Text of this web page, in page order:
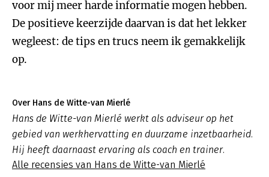
voor mij meer harde informatie mogen hebben.
De positieve keerzijde daarvan is dat het lekker
wegleest: de tips en trucs neem ik gemakkelijk
op.
Over Hans de Witte-van Mierlé
Hans de Witte-van Mierlé werkt als adviseur op het
gebied van werkhervatting en duurzame inzetbaarheid.
Hij heeft daarnaast ervaring als coach en trainer.
Alle recensies van Hans de Witte-van Mierlé